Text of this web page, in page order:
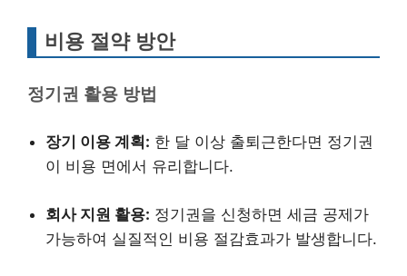
비용 절약 방안
정기권 활용 방법
장기 이용 계획: 한 달 이상 출퇴근한다면 정기권
이 비용 면에서 유리합니다.
회사 지원 활용: 정기권을 신청하면 세금 공제가
가능하여 실질적인 비용 절감효과가 발생합니다.